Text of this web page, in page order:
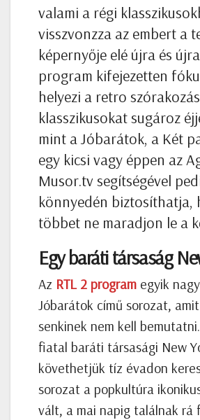
valami a régi
visszvonzza az embert a
képernyője elé újra és
program kifejezetten
helyezi a retro
klasszikusokat sugároz
mint a Jóbarátok, a Két
egy kicsi vagy éppen az
Musor.tv segítségével
könnyedén biztosíthatja,
többet ne maradjon le a
Egy baráti társaság
Az RTL 2 program egyik
Jóbarátok című sorozat,
senkinek nem kell
fiatal baráti társasági New
követhetjük tíz évadon
sorozat a popkultúra
vált, a mai napig találnak rá